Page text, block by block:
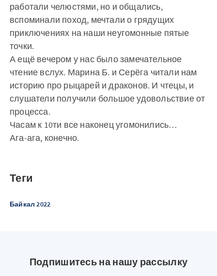
работали челюстями, но и общались,
вспоминали поход, мечтали о грядущих
приключениях на наши неугомонные пятые
точки.
А ещё вечером у нас было замечательное
чтение вслух. Марина Б. и Серёга читали нам
историю про рыцарей и драконов. И чтецы, и
слушатели получили большое удовольствие от
процесса.
Часам к 10ти все наконец угомонились…
Ага-ага, конечно.
Теги
Байкал 2022
Подпишитесь на нашу рассылку